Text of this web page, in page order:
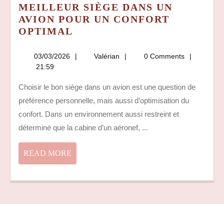
MEILLEUR SIÈGE DANS UN
AVION POUR UN CONFORT
OPTIMAL
LE
DANS
UN
AVION
POUR
OPTIMAL
03/03/2026 03/03/2026
Valérian Valérian0 Comments
21:59
Choisir le bon siège dans un avion est une question de
préférence personnelle, mais aussi d’optimisation du
confort. Dans un environnement aussi restreint et
déterminé que la cabine d’un aéronef, ...
READ MORE
MORE